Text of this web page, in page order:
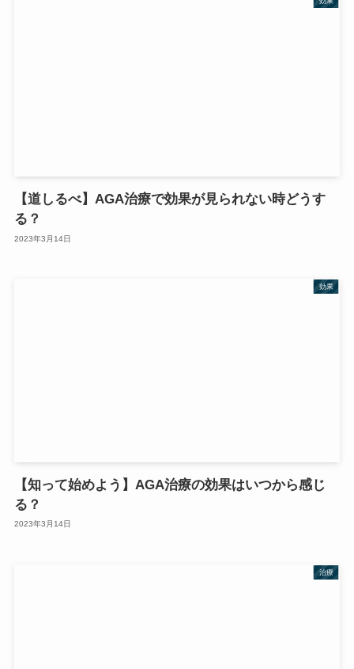
【道しるべ】AGA治療で効果が見られない時どうす
る？
2023年3月14日
効果
【知って始めよう】AGA治療の効果はいつから感じ
る？
2023年3月14日
治療